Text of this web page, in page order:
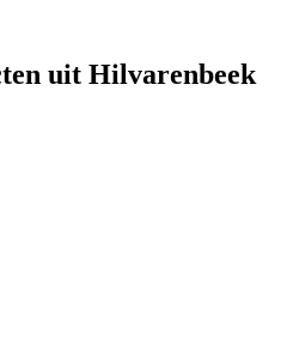
uit Hilvarenbeek